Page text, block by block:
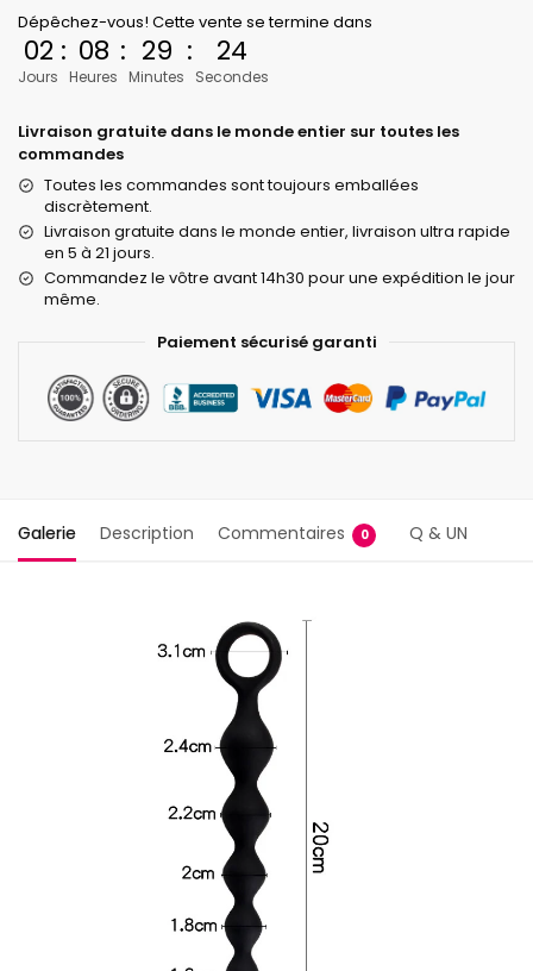
Dépêchez-vous! Cette vente se termine dans
02
Jours
: 08
Heures
: 29
Minutes
: 23
Secondes
Livraison gratuite dans le monde entier sur toutes les
commandes
Toutes les commandes sont toujours emballées
discrètement.
Livraison gratuite dans le monde entier, livraison ultra rapide
en 5 à 21 jours.
Commandez le vôtre avant 14h30 pour une expédition le jour
même.
Paiement sécurisé garanti
Galerie Description Commentaires 0 Q & UN